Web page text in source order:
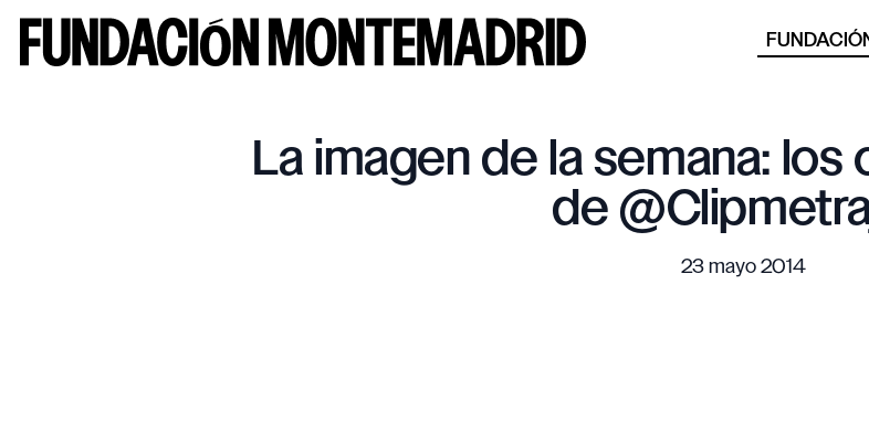
La imagen de la semana:
de
23 mayo 2014